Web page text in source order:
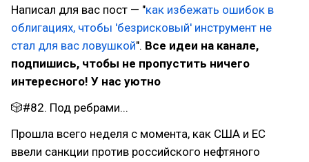
Написал для вас пост — "как избежать ошибок в
облигациях, чтобы 'безрисковый' инструмент не
стал для вас ловушкой". Все идеи на канале,
подпишись, чтобы не пропустить ничего
интересного! У нас уютно
🎲#82. Под ребрами...
Прошла всего неделя с момента, как США и ЕС
ввели санкции против российского нефтяного